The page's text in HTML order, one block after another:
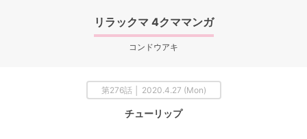
リラックマ 4クママンガ
コンドウアキ
第276話 │ 2020.4.27 (Mon)
チューリップ